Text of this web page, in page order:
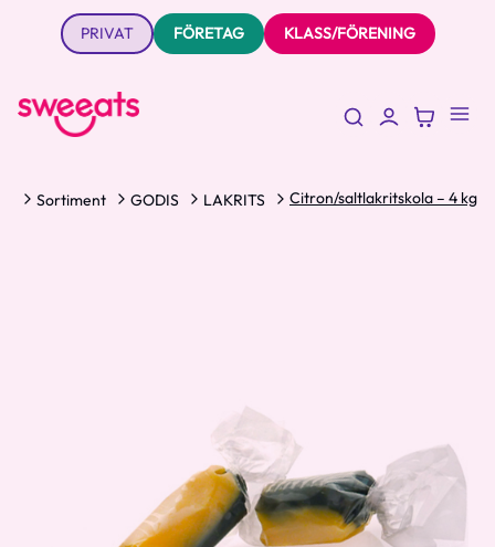
PRIVAT FÖRETAG KLASS/FÖRENING
Sortiment GODIS LAKRITS Citron/saltlakritskola – 4 kg